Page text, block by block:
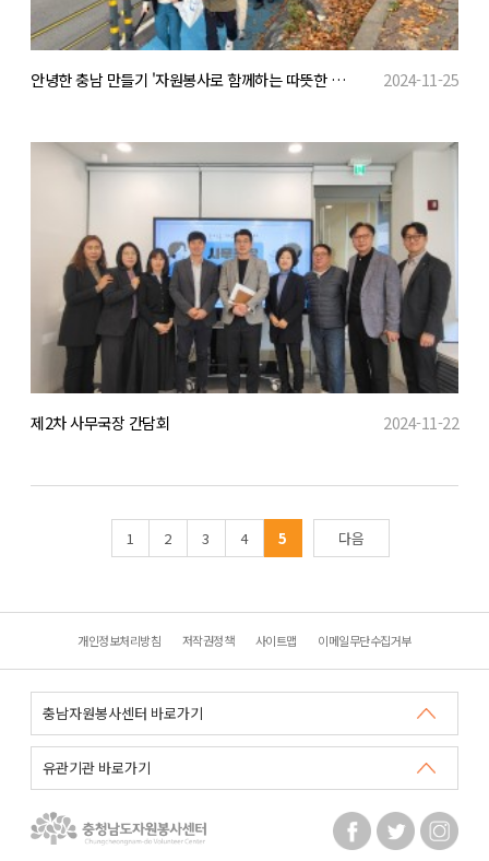
안녕한 충남 만들기 '자원봉사로 함께하는 따뜻한 공동체' 2024-11-25
제2차 사무국장 간담회 2024-11-22
1 2 3 4 5 다음
개인정보처리방침 저작권정책 사이트맵 이메일무단수집거부